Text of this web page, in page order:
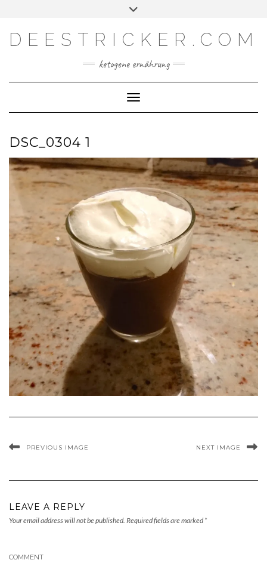
content
FacebookInstagram
DEESTRICKER.COM
ketogene ernährung
Toggle Navigation
DSC_0304 1
PREVIOUS IMAGE NEXT IMAGE
LEAVE A REPLY
Your email address will not be published. Required fields are marked *
COMMENT